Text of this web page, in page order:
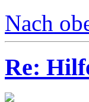
Nach
Re: